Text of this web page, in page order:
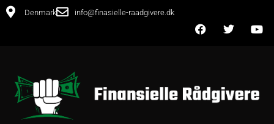
Denmark info@finasielle-raadgivere.dk